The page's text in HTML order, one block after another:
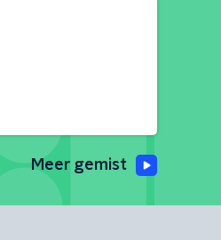
Meer gemist